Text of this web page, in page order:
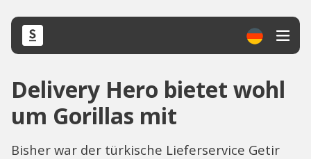
Delivery Hero bietet wohl
um Gorillas mit
Bisher war der türkische Lieferservice Getir